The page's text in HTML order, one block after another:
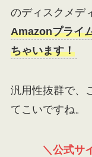
のディスクメデ
Amazonプライ
ちゃいます！
汎用性抜群で、
てこいですね。
＼公式サ